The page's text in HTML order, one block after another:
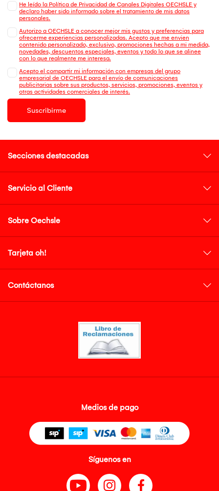
He leído la Política de Privacidad de Canales Digitales OECHSLE y
declaro haber sido informado sobre el tratamiento de mis datos
personales.
Autorizo a OECHSLE a conocer mejor mis gustos y preferencias para
ofrecerme experiencias personalizadas. Acepto que me envien
contenido personalizado, exclusivo, promociones hechas a mi medida,
novedades, descuentos especiales, eventos y todo lo que se alinee
con lo que realmente me interesa.
Acepto el compartir mi información con empresas del grupo
empresarial de OECHSLE para el envío de comunicaciones
publicitarias sobre sus productos, servicios, promociones, eventos y
otras actividades comerciales de interés.
Suscribirme
Secciones destacadas
Servicio al Cliente
Sobre Oechsle
Tarjeta oh!
Contáctanos
Medios de pago
Síguenos en